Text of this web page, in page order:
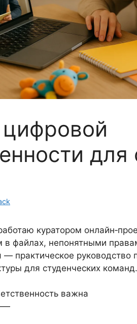
для
куратором
в файлах, непонятными
— практическое руководство
для студенческих команд.
важна